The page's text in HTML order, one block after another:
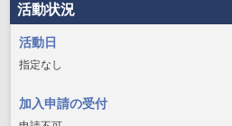
活動状況
活動日
指定なし
加入申請の受付